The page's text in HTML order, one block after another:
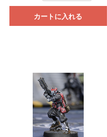
カートに入れる